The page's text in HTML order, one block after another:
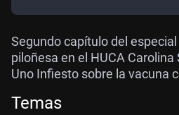
Segundo capítulo del
piloñesa en el HUCA
Uno Infiesto sobre la vacuna
Temas